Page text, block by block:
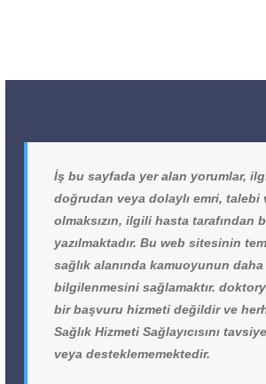
İş bu sayfada yer alan yorumlar,
doğrudan veya dolaylı emri, talebi
olmaksızın, ilgili hasta tarafından
yazılmaktadır. Bu web sitesinin
sağlık alanında kamuoyunun
bilgilenmesini sağlamaktır.
bir başvuru hizmeti değildir ve
Sağlık Hizmeti Sağlayıcısını
veya desteklememektedir.